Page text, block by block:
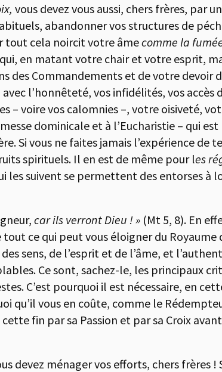
vous devez vous aussi, chers frères, par
abandonner vos structures de
tout cela noircit votre âmecomme la
qui, en matant votre chair et votre esprit,
des Commandements et de votre devoir
l’honnêteté, vos infidélités, vos accès
– voire vos calomnies –, votre oisiveté,
dominicale et à l’Eucharistie – qui
Si vous ne faites jamais l’expérience de
spirituels. Il en est de même pour les
les suivent se permettent des entorses à
car ils verront Dieu ! » (Mt 5, 8). En
ce qui peut vous éloigner du Royaume
sens, de l’esprit et de l’âme, et
Ce sont, sachez-le, les principaux
C’est pourquoi il est nécessaire, en
qu’il vous en coûte, comme le
fin par sa Passion et par sa Croix
devez ménager vos efforts, chers frères